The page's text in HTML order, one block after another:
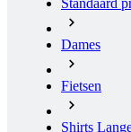
Fietsen
Shirts
Dames
Z6 Solar